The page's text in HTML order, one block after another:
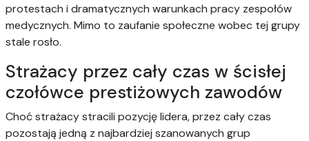
protestach i dramatycznych warunkach pracy zespołów
medycznych. Mimo to zaufanie społeczne wobec tej grupy
stale rosło.
Strażacy przez cały czas w ścisłej
czołówce prestiżowych zawodów
Choć strażacy stracili pozycję lidera, przez cały czas
pozostają jedną z najbardziej szanowanych grup